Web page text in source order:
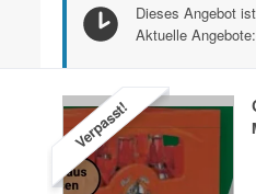
Dieses Angebot
Aktuelle Angebote:
Verpasst!